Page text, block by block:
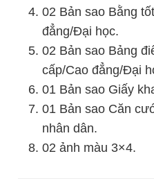
02 Bản sao Bằng
đẳng/Đại học.
02 Bản sao Bảng
cấp/Cao đẳng/Đại
01 Bản sao Giấy
01 Bản sao Căn
nhân dân.
02 ảnh màu 3×4.